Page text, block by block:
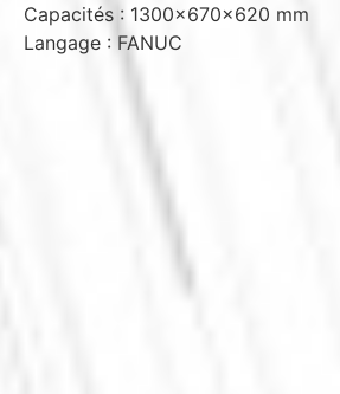
Capacités : 1300x670x620 mm
Langage : FANUC